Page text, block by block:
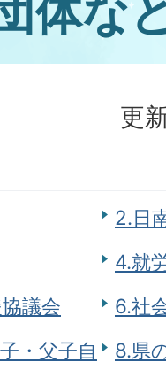
体な
更
2.日
4.就
議会
6.社
・父子自
8.県